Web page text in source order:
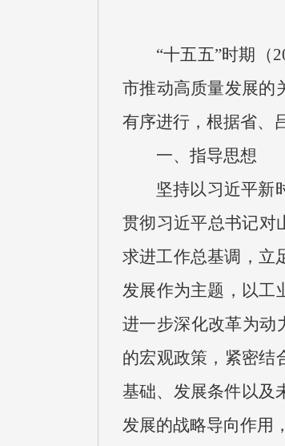
“十五五”时期（
市推动高质量发展的
有序进行，根据省、
一、指导思想
坚持以习近平新
贯彻习近平总书记对
求进工作总基调，立
发展作为主题，以工
进一步深化改革为动
的宏观政策，紧密结
基础、发展条件以及
发展的战略导向作用